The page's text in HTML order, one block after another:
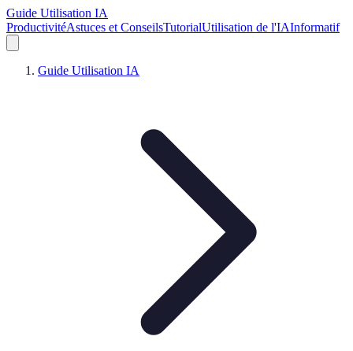
Guide Utilisation IA
ProductivitéAstuces et ConseilsTutorialUtilisation de l'IAInformatif
Guide Utilisation IA